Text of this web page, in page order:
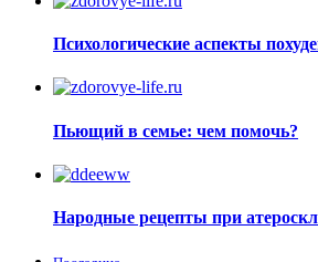
Психологические аспекты
Пьющий в семье: чем помочь?
Народные рецепты при